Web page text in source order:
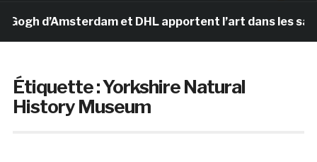
d’Amsterdam et DHL apportent l’art dans les salles
Étiquette :Yorkshire Natural
History Museum